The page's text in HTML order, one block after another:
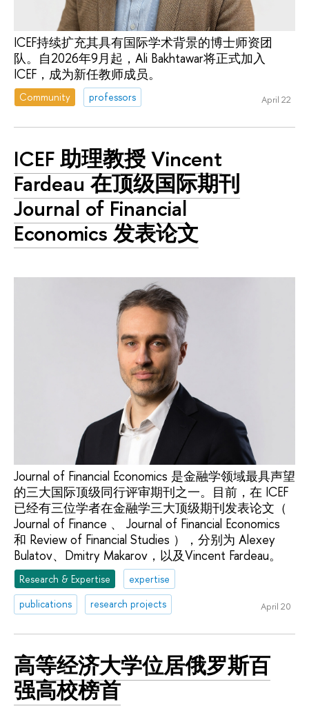
ICEF持续扩充其具有国际学术背景的博士师资团
队。自2026年9月起，Ali Bakhtawar将正式加入
ICEF，成为新任教师成员。
Community professors April 22
ICEF 助理教授 Vincent
Fardeau 在顶级国际期刊
Journal of Financial
Economics 发表论文
Journal of Financial Economics 是金融学领域最具声望
的三大国际顶级同行评审期刊之一。目前，在 ICEF
已经有三位学者在金融学三大顶级期刊发表论文（
Journal of Finance 、 Journal of Financial Economics
和 Review of Financial Studies ），分别为 Alexey
Bulatov、Dmitry Makarov，以及Vincent Fardeau。
Research & Expertise
expertise
publications
research projects April 20
高等经济大学位居俄罗斯百
强高校榜首